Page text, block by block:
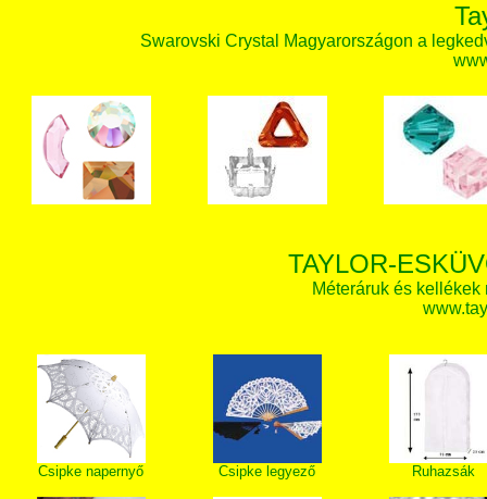
Swarovski Crystal Magyarországon a
TAYLOR-
Méteráruk és
Csipke napernyő Csipke legyező Ruhazsák